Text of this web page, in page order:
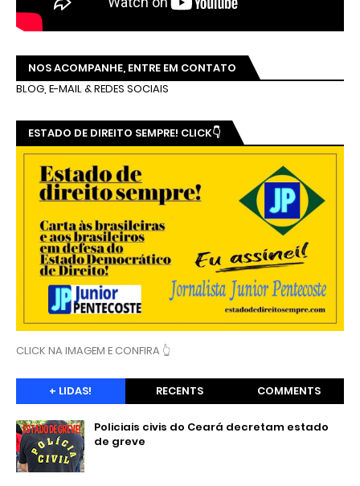
NOS ACOMPANHE, ENTRE EM CONTATO
BLOG, E-MAIL & REDES SOCIAIS
ESTADO DE DIREITO SEMPRE! CLICK👇
CLICK NA IMAGEM E CONFIRA 👆
+ LIDAS! RECENTS COMMENTS
Policiais civis do Ceará decretam estado
de greve